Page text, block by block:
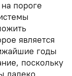
пороге
является
годы
поскольку
далеко